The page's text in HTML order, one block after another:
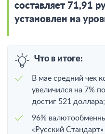
составляет 71,91
установлен на
Что в итоге:
В мае средний чек
увеличился на 7%
достиг 521 доллара;
96%
«Русский